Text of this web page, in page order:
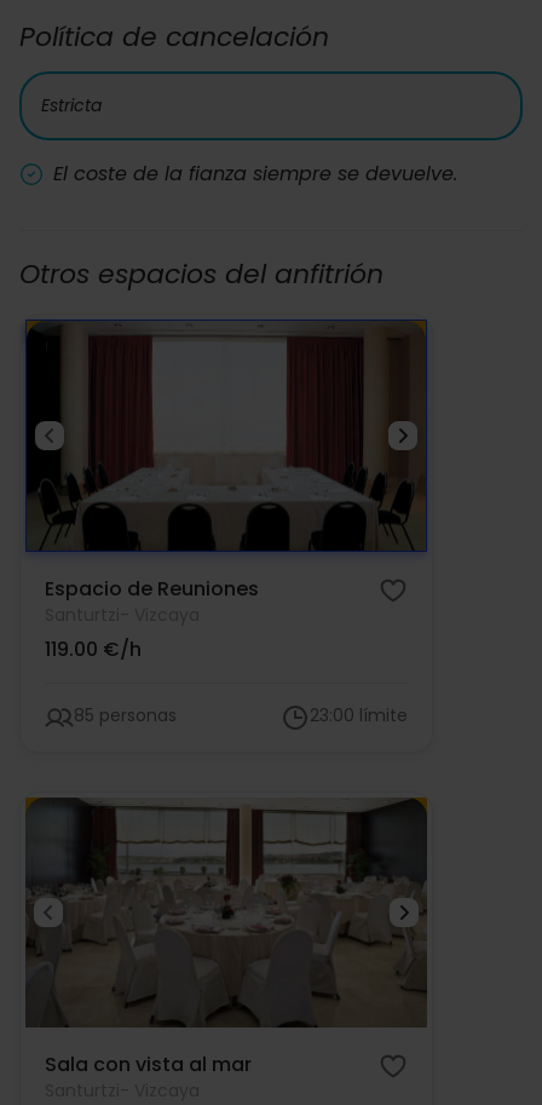
Política de cancelación
Estricta
El coste de la fianza siempre se devuelve.
Otros espacios del anfitrión
Espacio de Reuniones
119.00 €/h
85 personas 23:00 límite
Sala con vista al mar